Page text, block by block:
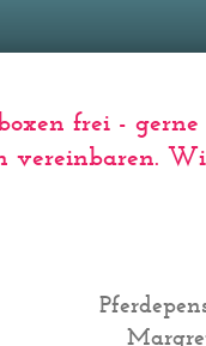
frei -
vereinbaren.